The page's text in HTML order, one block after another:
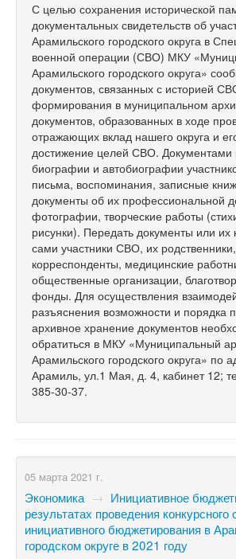
С целью сохранения исторической
документальных свидетельств об
Арамильского городского округа в
военной операции (СВО) МКУ
Арамильского городского округа»
документов, связанных с историей
формирования в муниципальном
документов, образованных в ходе
отражающих вклад нашего округа и
достижение целей СВО. Документами
биографии и автобиографии
письма, воспоминания, записные
документы об их профессиональной
фотографии, творческие работы
рисунки). Передать документы или их
сами участники СВО, их
корреспонденты, медицинские
общественные организации,
фонды. Для осуществления
разъяснения возможности и порядка
архивное хранение документов
обратиться в МКУ «Муниципальный
Арамильского городского округа» по
Арамиль, ул.1 Мая, д. 4, кабинет 12;
385-30-37.
05 марта 2021 г.
Экономика → Инициативное
результатах проведения конкурсного
инициативного бюджетирования в
городском округе в 2021 году